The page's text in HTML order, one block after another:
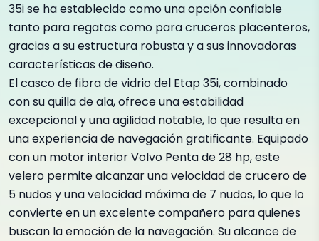
35i se ha establecido como una opción confiable
tanto para regatas como para cruceros placenteros,
gracias a su estructura robusta y a sus innovadoras
características de diseño.
El casco de fibra de vidrio del Etap 35i, combinado
con su quilla de ala, ofrece una estabilidad
excepcional y una agilidad notable, lo que resulta en
una experiencia de navegación gratificante. Equipado
con un motor interior Volvo Penta de 28 hp, este
velero permite alcanzar una velocidad de crucero de
5 nudos y una velocidad máxima de 7 nudos, lo que lo
convierte en un excelente compañero para quienes
buscan la emoción de la navegación. Su alcance de